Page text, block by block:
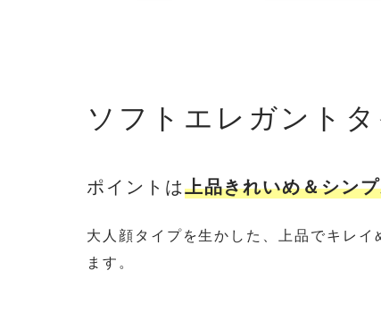
ソフトエレガント
ポイントは上品きれいめ＆シン
大人顔タイプを生かした、上品でキレ
ます。